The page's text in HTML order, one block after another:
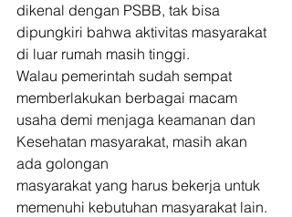
dikenal dengan PSBB, tak bisa
dipungkiri bahwa aktivitas masyarakat
di luar rumah masih tinggi.
Walau pemerintah sudah sempat
memberlakukan berbagai macam
usaha demi menjaga keamanan dan
Kesehatan masyarakat, masih akan
ada golongan
masyarakat yang harus bekerja untuk
memenuhi kebutuhan masyarakat lain.